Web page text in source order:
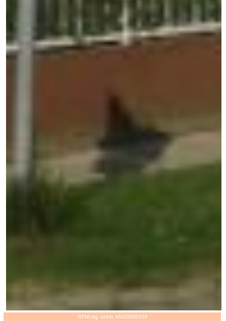
NTAK reg. szám: MA20000539